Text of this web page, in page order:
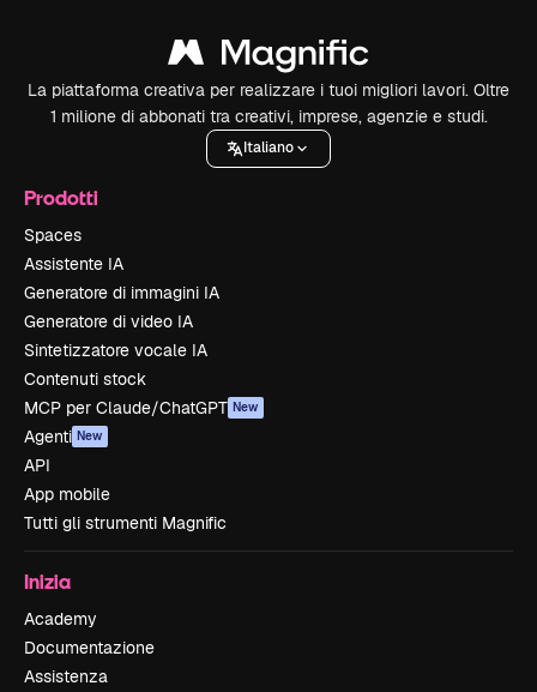
La piattaforma creativa per realizzare i tuoi migliori lavori. Oltre
1 milione di abbonati tra creativi, imprese, agenzie e studi.
Italiano
Prodotti
Spaces
Assistente IA
Generatore di immagini IA
Generatore di video IA
Sintetizzatore vocale IA
Contenuti stock
MCP per Claude/ChatGPT New
Agenti New
API
App mobile
Tutti gli strumenti Magnific
Inizia
Academy
Documentazione
Assistenza